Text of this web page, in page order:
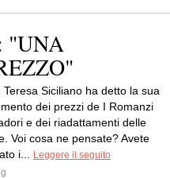
"UNA
Teresa Siciliano ha detto la sua
dei prezzi de I Romanzi
e dei riadattamenti delle
Voi cosa ne pensate? Avete
i...
Leggere il seguito